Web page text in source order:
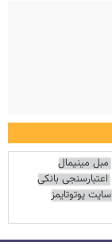
مبل مینیمال
اعتبارسنجی بانکی
سایت یوتوتایمز